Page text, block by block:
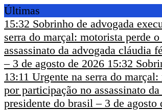
Últimas
15:32 Sobrinho de advogada
serra do marçal: motorista perde
assassinato da advogada cláudia
– 3 de agosto de 2026 15:32
13:11 Urgente na serra do
por participação no assassinato
presidente do brasil – 3 de agosto